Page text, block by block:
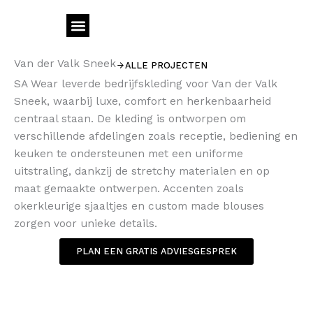
inhoud
Van der Valk Sneek ALLE PROJECTEN
SA Wear leverde bedrijfskleding voor Van der Valk
Sneek, waarbij luxe, comfort en herkenbaarheid
centraal staan. De kleding is ontworpen om
verschillende afdelingen zoals receptie, bediening en
keuken te ondersteunen met een uniforme
uitstraling, dankzij de stretchy materialen en op
maat gemaakte ontwerpen. Accenten zoals
okerkleurige sjaaltjes en custom made blouses
zorgen voor unieke details.
PLAN EEN GRATIS ADVIESGESPREK